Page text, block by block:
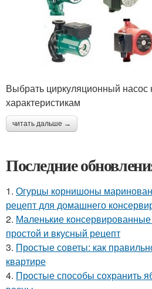
Выбрать циркуляционный насос
характеристикам
читать дальше →
Последние
1. Огурцы корнишоны
рецепт для домашнего
2. Маленькие консервированные
простой и вкусный рецепт
3. Простые советы: как
квартире
4. Простые способы сохранить